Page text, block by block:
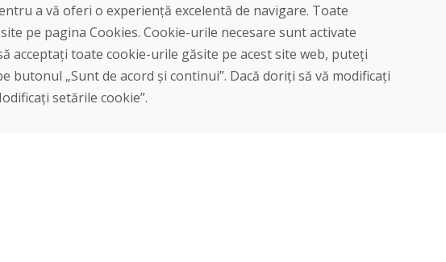
Blog
Despre noi
Magazin
Contact
Magazin online
Termeni și condiții de afaceri
Livrare și plată
Plângere
Retur și schimb de mărfuri
Protecția datelor cu caracter
a vă oferi o experiență excelentă de navigare. Toate
pe pagina Cookies. Cookie-urile necesare sunt activate
acceptați toate cookie-urile găsite pe acest site web, puteți
butonul „Sunt de acord și continui”. Dacă doriți să vă modificați
setările cookie”.